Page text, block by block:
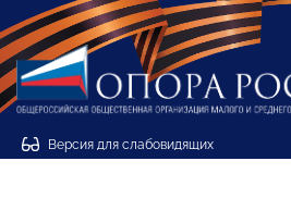
Версия для слабовидящих